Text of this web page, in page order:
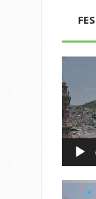
de
vídeo